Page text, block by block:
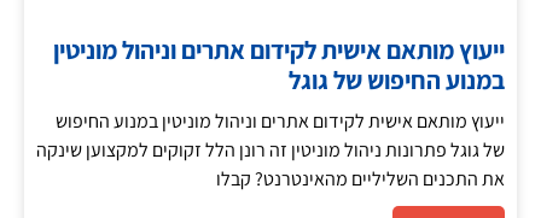
ייעוץ מותאם אישית לקידום אתרים וניהול מוניטין
במנוע החיפוש של גוגל
ייעוץ מותאם אישית לקידום אתרים וניהול מוניטין במנוע החיפוש
של גוגל פתרונות ניהול מוניטין זה רונן הלל זקוקים למקצוען שינקה
את התכנים השליליים מהאינטרנט? קבלו